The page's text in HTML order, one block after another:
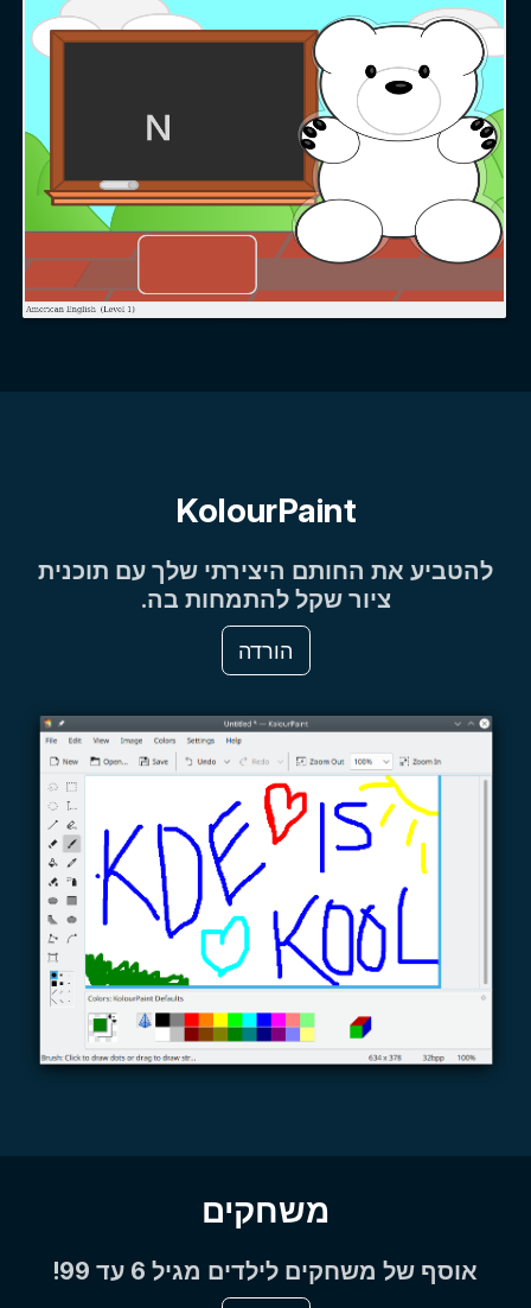
KolourPaint
להטביע את החותם היצירתי שלך עם תוכנית
ציור שקל להתמחות בה.
הורדה
משחקים
אוסף של משחקים לילדים מגיל 6 עד 99!